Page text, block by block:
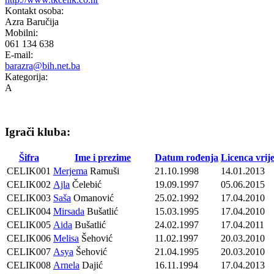
Kontakt osoba:
Azra Baručija
Mobilni:
061 134 638
E-mail:
barazra@bih.net.ba
Kategorija:
A
Igrači kluba:
Šifra Ime i prezime Datum rođenja Licenca
CELIK001 Merjema Ramuši 21.10.1998
14.01.2013
CELIK002 Ajla Čelebić 19.09.1997
05.06.2015
CELIK003 Saša Omanović 25.02.1992
17.04.2010
CELIK004 Mirsada Bušatlić 15.03.1995
17.04.2010
CELIK005 Aida Bušatlić 24.02.1997
17.04.2011
CELIK006 Melisa Šehović 11.02.1997
20.03.2010
CELIK007 Asya Šehović 21.04.1995
20.03.2010
CELIK008 Arnela Dajić 16.11.1994
17.04.2013